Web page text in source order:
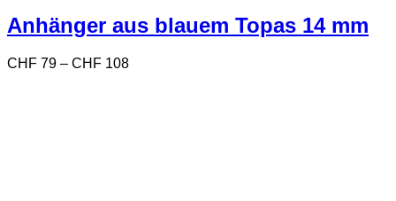
Varianten
auf.
Optionen
Anhänger aus blauem Topas 14 mm
CHF 79 – CHF 108Preisspanne: